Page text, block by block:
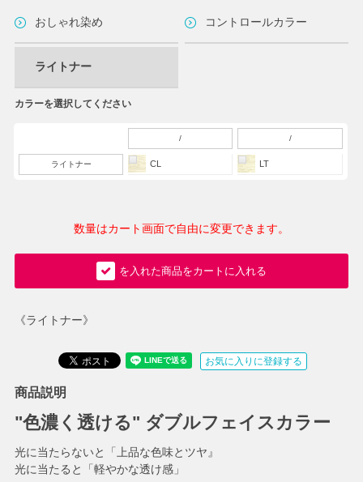
《ライトナー》
カラーを選択してください
/ /
ライトナー CL LT
数量はカート画面で自由に変更できます。
を入れた商品をカートに入れる
お気に入りに登録する
商品説明
"色濃く透ける" ダブルフェイスカラー
光に当たらないと「上品な色味とツヤ』
光に当たると「軽やかな透け感」
おしゃれ染め コントロールカラー
ライトナー